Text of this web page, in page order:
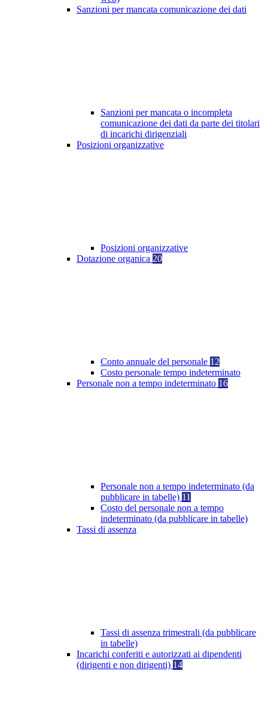
Sanzioni per mancata comunicazione dei dati
Sanzioni per mancata o incompleta
comunicazione dei dati da parte dei titolari
di incarichi dirigenziali
Posizioni organizzative
Posizioni organizzative
Dotazione organica 20
Conto annuale del personale 12
Costo personale tempo indeterminato
Personale non a tempo indeterminato 16
Personale non a tempo indeterminato (da
pubblicare in tabelle) 11
Costo del personale non a tempo
indeterminato (da pubblicare in tabelle)
Tassi di assenza
Tassi di assenza trimestrali (da pubblicare
in tabelle)
Incarichi conferiti e autorizzati ai dipendenti
(dirigenti e non dirigenti) 14